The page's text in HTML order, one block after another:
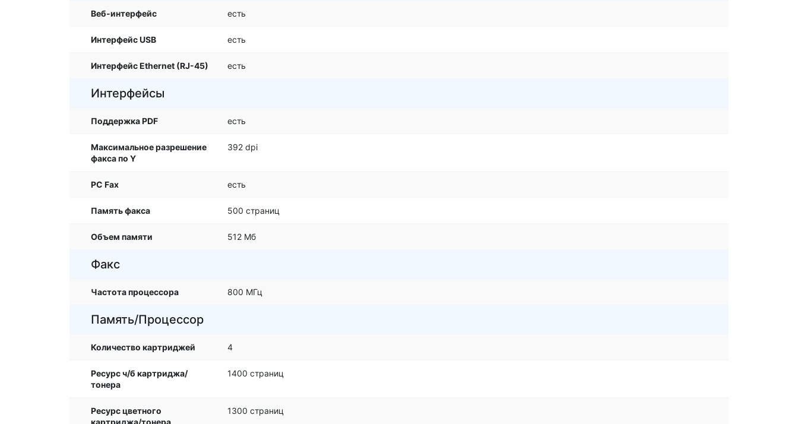
Веб-интерфейс есть
Интерфейс USB есть
Интерфейс Ethernet (RJ-45) есть
Интерфейсы
Поддержка PDF есть
Максимальное разрешение
факса по Y
392 dpi
PC Fax есть
Память факса 500 страниц
Объем памяти 512 Мб
Факс
Частота процессора 800 МГц
Память/Процессор
Количество картриджей 4
Ресурс ч/б картриджа/
тонера
1400 страниц
Ресурс цветного
картриджа/тонера
1300 страниц